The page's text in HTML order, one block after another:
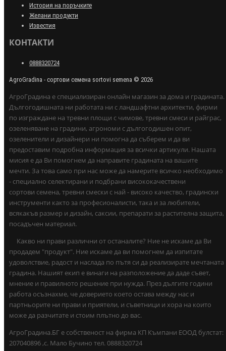
История на поръчките
Желани продукти
Известия
КОНТАКТИ
0888320724
AgroGradina - сортови семена sortovi semena © 2026
АгроГрадина е специализиран онлайн магазин за дома и градината.
Дългогодишната ни работата ни с ландшафтни архитекти, фирми
по изграждане на тревни площи с чимове, тревни смеси и райграс,
озеленяване на градини, агрономи с дългогодишен опит,
озеленители и дизайнери ни помогна да съберем и да ви
предоставим подробна информация за всички артикули. Нашата
мисия е да Ви помогнем да направите градината на вашите
мечти. За това само при нас може да намерите всичко необходимо
- специално селектирани и подбрани висококачествени
сортови семена, тревни смески с най - високо качество, градински
инструменти както за професионалисти, така и за любители,
всякакъв размер и дизайн, саксии, препарати за растителна защита,
посадъчен материал.
Какво ни прави различни от останалите? Ние не искаме да Ви
продадем "продукт". Ние искаме да ви помогнем да изпитате
удоволствие, радост и наслада по пътя си да реализирате мечтаната
градина. Нашият екип е винаги на разположение да даде съвет,
мнение и правилното решение при нужда. През дългите години
работа осъзнахме, че доверието което остава между нас и
партньорите ни прави и приятели, и съветници и хора на които
може да разчитате и стоим плътно до вас.
АгроГрадина.БГ е собственост на фирма КП Къмпани ЕООД булстат:
207040896 ,с. Мало Бучино тел. 0888320724